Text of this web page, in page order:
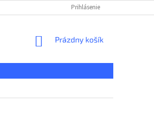
DOPRAVA A PLATBA
Prihlásenie
NÁKUPNÝ
Prázdny košík